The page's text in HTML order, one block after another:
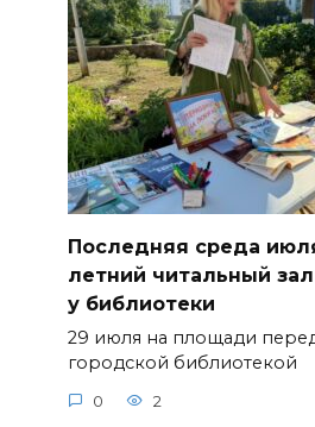
Последняя среда
летний читальный
у библиотеки
29 июля на площади
городской библиотекой
0 2